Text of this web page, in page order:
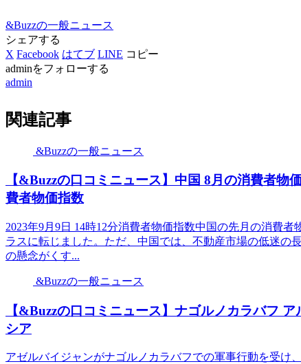
&Buzzの一般ニュース
シェアする
X Facebook はてブ LINE コピー
adminをフォローする
admin
関連記事
&Buzzの一般ニュース
【&Buzzの口コミニュース】中国 8月の消費者
費者物価指数
2023年9月9日 14時12分消費者物価指数中国の先月の消費
ラスに転じました。ただ、中国では、不動産市場の低迷の
の懸念がくす...
&Buzzの一般ニュース
【&Buzzの口コミニュース】ナゴルノカラバフ
シア
アゼルバイジャンがナゴルノカラバフでの軍事行動を受け